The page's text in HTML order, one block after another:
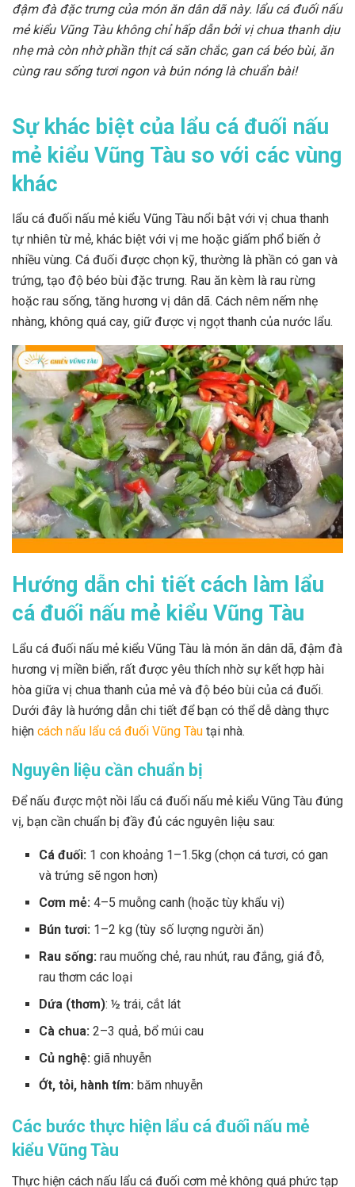
đậm đà đặc trưng của món ăn dân dã này. lẩu cá đuối nấu
mẻ kiểu Vũng Tàu không chỉ hấp dẫn bởi vị chua thanh dịu
nhẹ mà còn nhờ phần thịt cá săn chắc, gan cá béo bùi, ăn
cùng rau sống tươi ngon và bún nóng là chuẩn bài!
Sự khác biệt của lẩu cá đuối nấu
mẻ kiểu Vũng Tàu so với các vùng
khác
lẩu cá đuối nấu mẻ kiểu Vũng Tàu nổi bật với vị chua thanh
tự nhiên từ mẻ, khác biệt với vị me hoặc giấm phổ biến ở
nhiều vùng. Cá đuối được chọn kỹ, thường là phần có gan và
trứng, tạo độ béo bùi đặc trưng. Rau ăn kèm là rau rừng
hoặc rau sống, tăng hương vị dân dã. Cách nêm nếm nhẹ
nhàng, không quá cay, giữ được vị ngọt thanh của nước lẩu.
Hướng dẫn chi tiết cách làm lẩu
cá đuối nấu mẻ kiểu Vũng Tàu
Lẩu cá đuối nấu mẻ kiểu Vũng Tàu là món ăn dân dã, đậm đà
hương vị miền biển, rất được yêu thích nhờ sự kết hợp hài
hòa giữa vị chua thanh của mẻ và độ béo bùi của cá đuối.
Dưới đây là hướng dẫn chi tiết để bạn có thể dễ dàng thực
hiện cách nấu lẩu cá đuối Vũng Tàu tại nhà.
Nguyên liệu cần chuẩn bị
Để nấu được một nồi lẩu cá đuối nấu mẻ kiểu Vũng Tàu đúng
vị, bạn cần chuẩn bị đầy đủ các nguyên liệu sau:
Cá đuối: 1 con khoảng 1–1.5kg (chọn cá tươi, có gan
và trứng sẽ ngon hơn)
Cơm mẻ: 4–5 muỗng canh (hoặc tùy khẩu vị)
Bún tươi: 1–2 kg (tùy số lượng người ăn)
Rau sống:rau muống chẻ, rau nhút, rau đắng, giá đỗ,
rau thơm các loại
Dứa (thơm): ½ trái, cắt lát
Cà chua: 2–3 quả, bổ múi cau
Củ nghệ: giã nhuyễn
Ớt, tỏi, hành tím: băm nhuyễn
Các bước thực hiện lẩu cá đuối nấu mẻ
kiểu Vũng Tàu
Thực hiện cách nấu lẩu cá đuối cơm mẻ không quá phức tạp